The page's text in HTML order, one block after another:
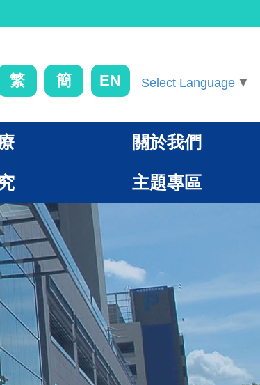
繁 簡 EN Select Language ▼
關於我們
主題專區